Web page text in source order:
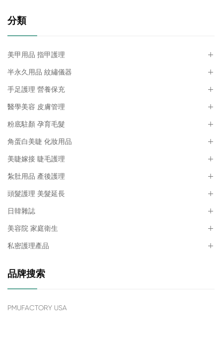
分類
美甲用品 指甲護理
半永久用品 紋繡儀器
手足護理 營養保充
醫學美容 皮膚管理
粉底駐顏 孕育毛髮
角蛋白美睫 化妝用品
美睫嫁接 睫毛護理
紮肚用品 產後護理
頭髮護理 美髮延長
日韓雜誌
美容院 家庭衛生
私密護理產品
品牌搜索
PMUFACTORY USA